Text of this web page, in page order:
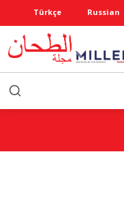
Russian
Türkçe